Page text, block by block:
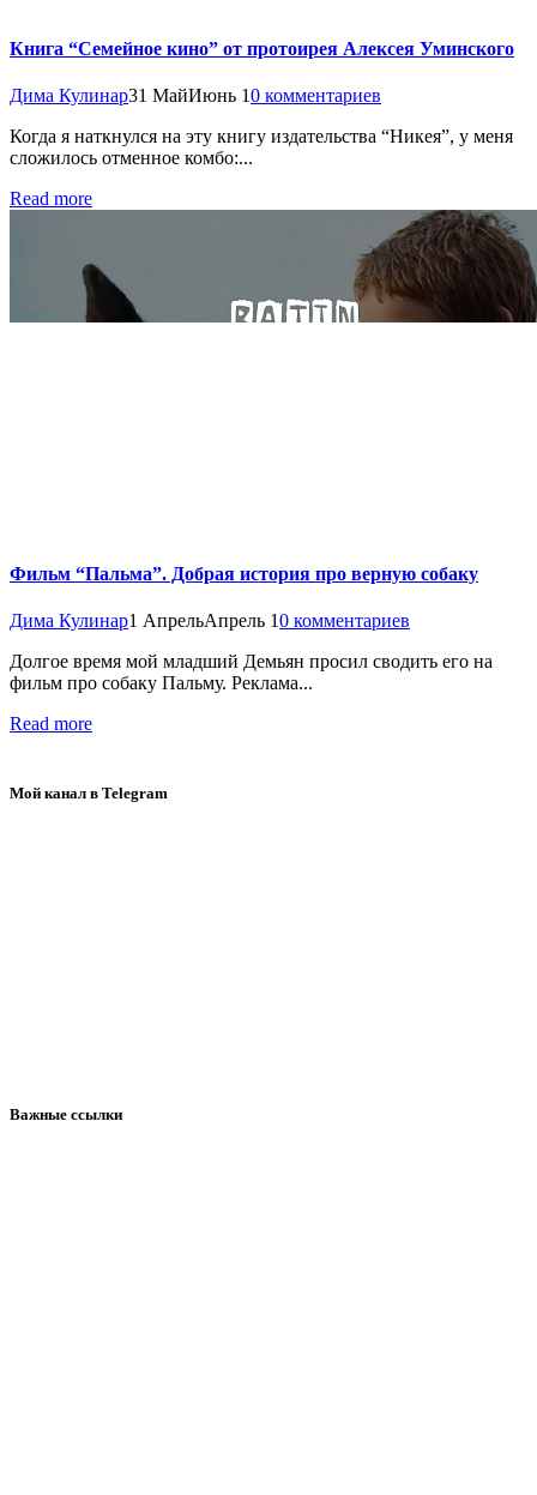
Книга “Семейное кино” от протоирея Алексея Уминского
Дима Кулинар31 МайИюнь 10 комментариев
Когда я наткнулся на эту книгу издательства “Никея”, у меня
сложилось отменное комбо:...
Read more
Фильм “Пальма”. Добрая история про верную собаку
Дима Кулинар1 АпрельАпрель 10 комментариев
Долгое время мой младший Демьян просил сводить его на
фильм про собаку Пальму. Реклама...
Read more
Мой канал в Telegram
Важные ссылки